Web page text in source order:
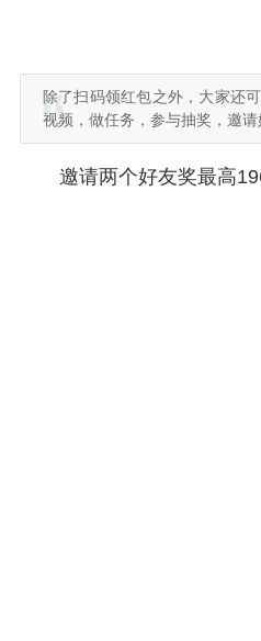
除了扫码领红包之外，大家还
视频，做任务，参与抽奖，邀请
邀请两个好友奖最高